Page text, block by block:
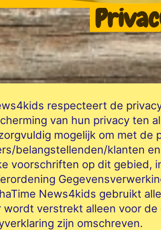
respecteert de
van hun privacy ten
mogelijk om met de
belangstellenden/klanten
voorschriften op dit gebied,
News4kids gebruikt
wordt verstrekt alleen voor
zijn omschreven.